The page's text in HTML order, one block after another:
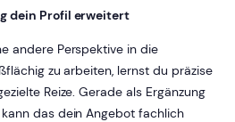
dein Profil erweitert
andere Perspektive in die
zu arbeiten, lernst du präzise
Reize. Gerade als Ergänzung
das dein Angebot fachlich